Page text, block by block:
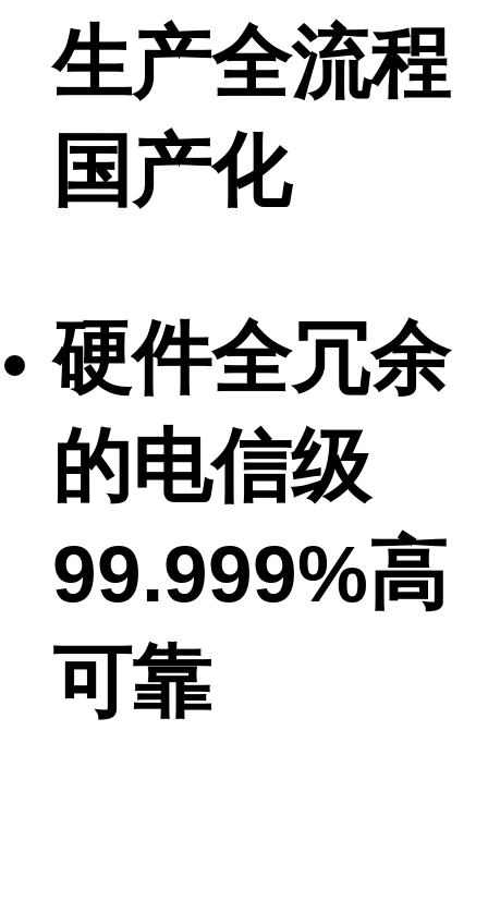
生产全流程
国产化
硬件全冗余
的电信级
99.999%高
可靠